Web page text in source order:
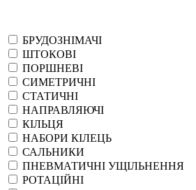
БРУДОЗНІМАЧІ
ШТОКОВІ
ПОРШНЕВІ
СИМЕТРИЧНІ
СТАТИЧНІ
НАПРАВЛЯЮЧІ
КІЛЬЦЯ
НАБОРИ КІЛЕЦЬ
САЛЬНИКИ
ПНЕВМАТИЧНІ УЩІЛЬНЕННЯ
РОТАЦІЙНІ